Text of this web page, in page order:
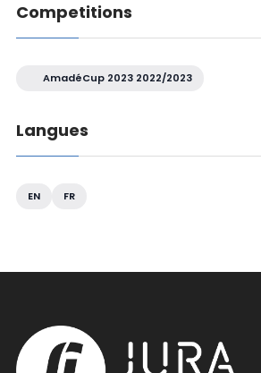
Competitions
AmadéCup 2023 2022/2023
Langues
EN FR